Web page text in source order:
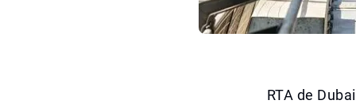
RTA de